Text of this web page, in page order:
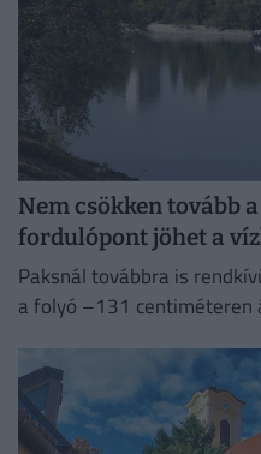
Nem csökken tovább
fordulópont jöhet a
Paksnál továbbra is
a folyó –131 centiméteren